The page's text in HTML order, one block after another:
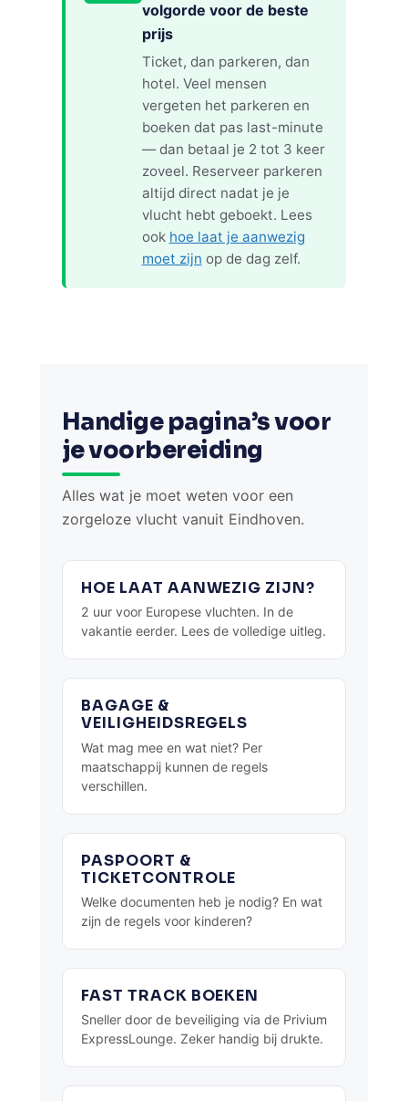
volgorde voor de beste
prijs
Ticket, dan parkeren, dan
hotel. Veel mensen
vergeten het parkeren en
boeken dat pas last-minute
— dan betaal je 2 tot 3 keer
zoveel. Reserveer parkeren
altijd direct nadat je je
vlucht hebt geboekt. Lees
ook hoe laat je aanwezig
moet zijn op de dag zelf.
Handige pagina’s voor
je voorbereiding
Alles wat je moet weten voor een
zorgeloze vlucht vanuit Eindhoven.
HOE LAAT AANWEZIG ZIJN?
2 uur voor Europese vluchten. In de
vakantie eerder. Lees de volledige uitleg.
BAGAGE &
VEILIGHEIDSREGELS
Wat mag mee en wat niet? Per
maatschappij kunnen de regels
verschillen.
PASPOORT &
TICKETCONTROLE
Welke documenten heb je nodig? En wat
zijn de regels voor kinderen?
FAST TRACK BOEKEN
Sneller door de beveiliging via de Privium
ExpressLounge. Zeker handig bij drukte.